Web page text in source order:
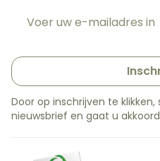
Door op inschrijven te
nieuwsbrief en gaat u